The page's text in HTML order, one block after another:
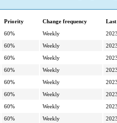
Priority Change frequency
60% Weekly
60% Weekly
60% Weekly
60% Weekly
60% Weekly
60% Weekly
60% Weekly
60% Weekly